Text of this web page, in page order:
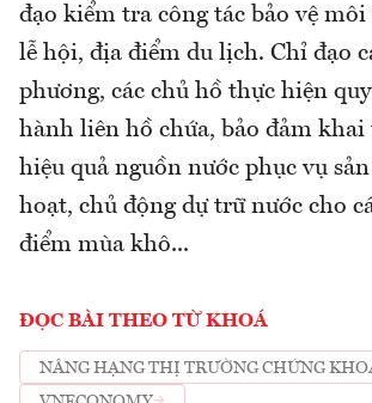
đạo kiểm tra công tác bảo vệ
lễ hội, địa điểm du lịch. Chỉ đạo
phương, các chủ hồ thực hiện
hành liên hồ chứa, bảo đảm khai
hiệu quả nguồn nước phục vụ
hoạt, chủ động dự trữ nước cho
điểm mùa khô...
ĐỌC BÀI THEO TỪ KHOÁ
NÂNG HẠNG THỊ TRƯỜNG CHỨNG